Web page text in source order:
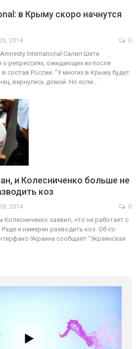
в Крыму скоро начнутся
2014
0
International Салил Шети
репрессиях, ожидающих их после
состав России. "У многих в Крыму будет
вернулись домой. Но если…
и Колесниченко больше не
коз
2014
0
заявил, что не работает с
и намерен разводить коз. Об со
Украина сообщает "Украинская